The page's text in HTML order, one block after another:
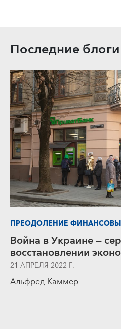
Последние блоги
ПРЕОДОЛЕНИЕ
Война в Украине —
восстановлении
21 АПРЕЛЯ 2022 Г.
Альфред Каммер